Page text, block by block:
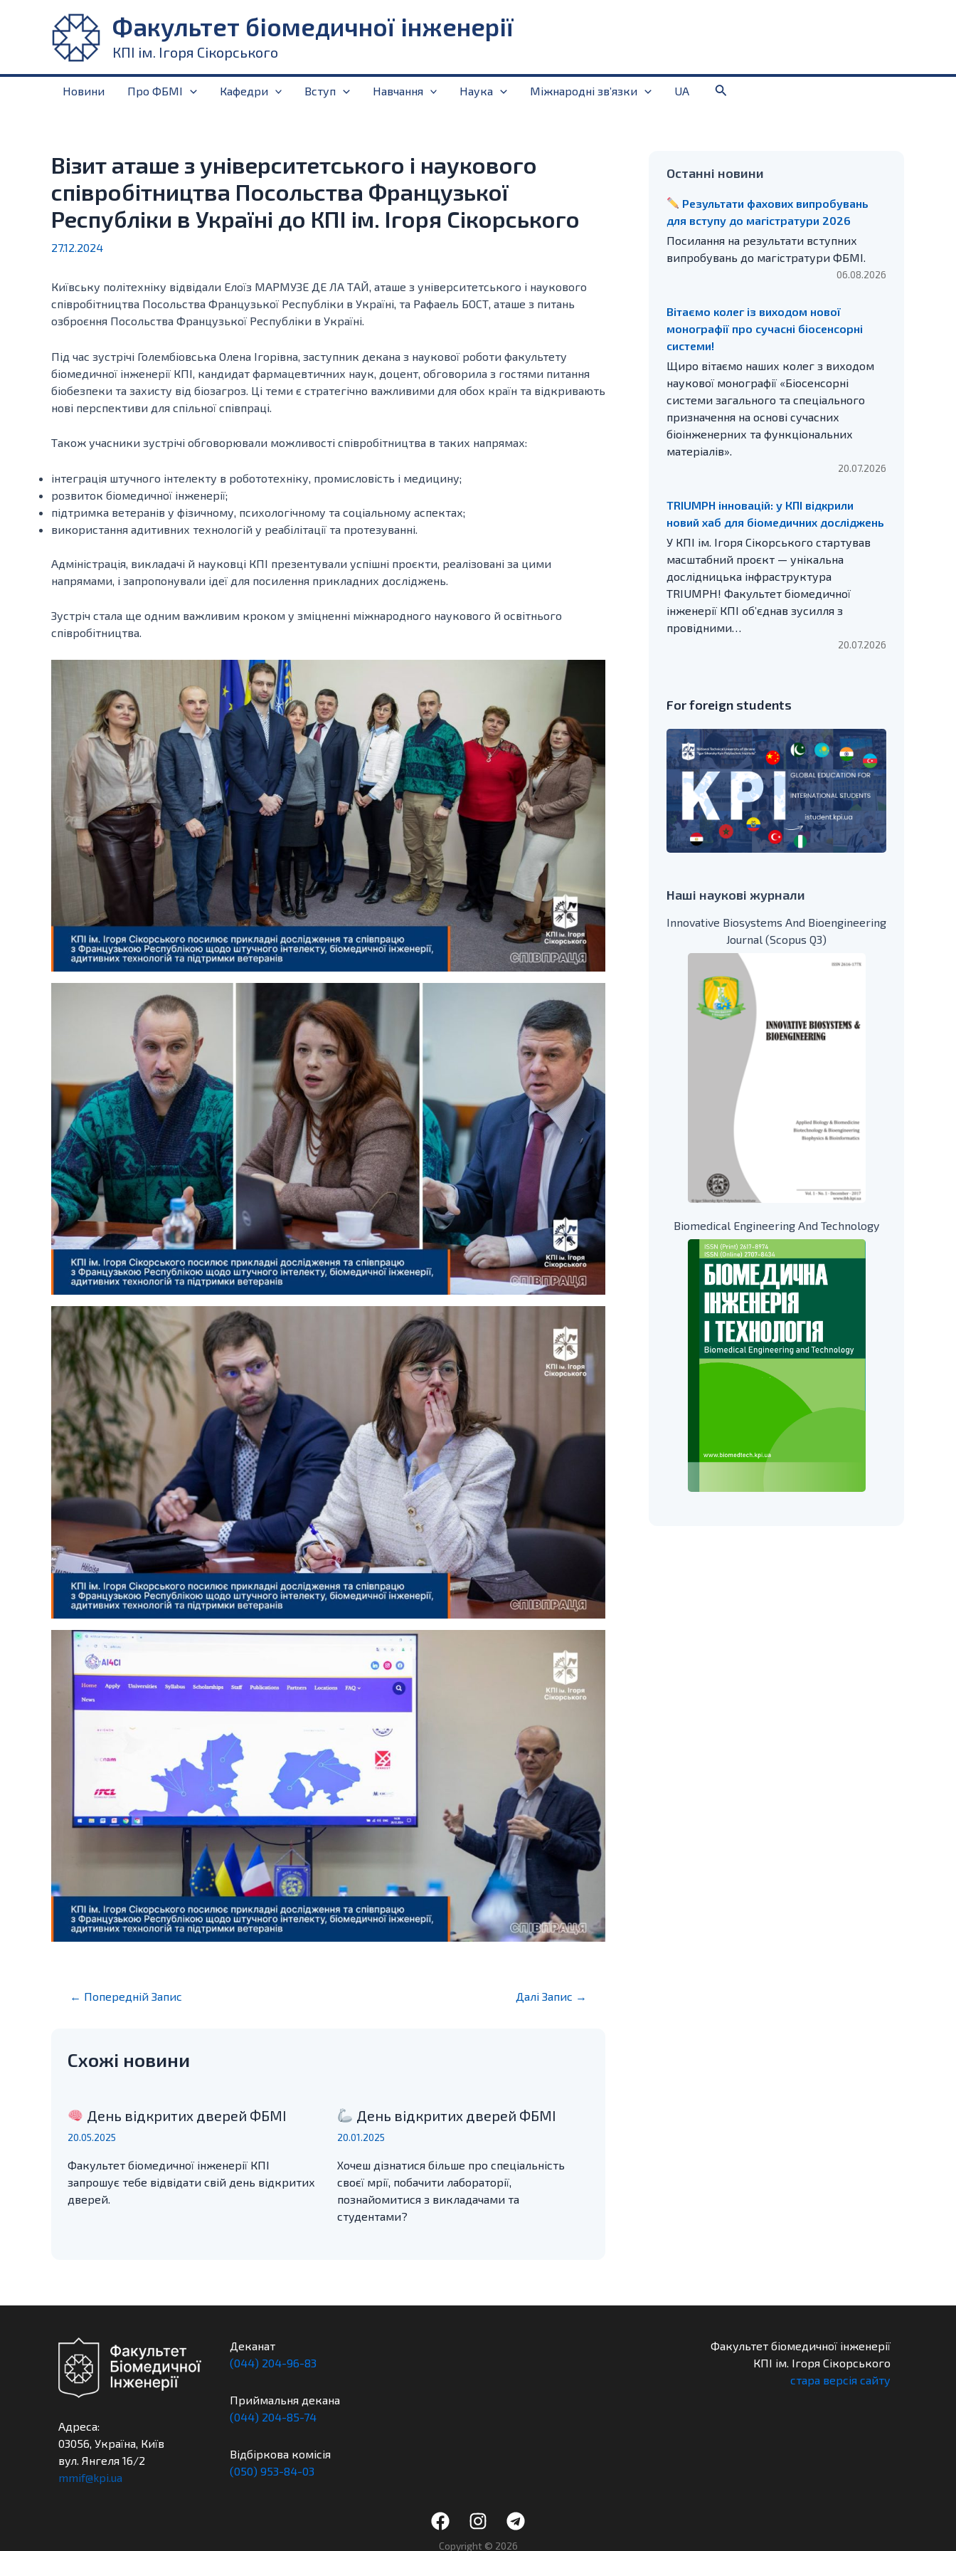
Факультет біомедичної інженерії
КПІ ім. Ігоря Сікорського
Новини Про ФБМІ Кафедри Вступ Навчання Наука Міжнародні звʼязки UA Пошук
Візит аташе з університетського і наукового
співробітництва Посольства Французької
Республіки в Україні до КПІ ім. Ігоря Сікорського
27.12.2024
Київську політехніку відвідали Елоїз МАРМУЗЕ ДЕ ЛА ТАЙ, аташе з університетського і наукового
співробітництва Посольства Французької Республіки в Україні, та Рафаель БОСТ, аташе з питань
озброєння Посольства Французької Республіки в Україні.
Під час зустрічі Голембіовська Олена Ігорівна, заступник декана з наукової роботи факультету
біомедичної інженерії КПІ, кандидат фармацевтичних наук, доцент, обговорила з гостями питання
біобезпеки та захисту від біозагроз. Ці теми є стратегічно важливими для обох країн та відкривають
нові перспективи для спільної співпраці.
Також учасники зустрічі обговорювали можливості співробітництва в таких напрямах:
інтеграція штучного інтелекту в робототехніку, промисловість і медицину;
розвиток біомедичної інженерії;
підтримка ветеранів у фізичному, психологічному та соціальному аспектах;
використання адитивних технологій у реабілітації та протезуванні.
Адміністрація, викладачі й науковці КПІ презентували успішні проєкти, реалізовані за цими
напрямами, і запропонували ідеї для посилення прикладних досліджень.
Зустріч стала ще одним важливим кроком у зміцненні міжнародного наукового й освітнього
співробітництва.
Post← Попередній Запис Далі Запис →
Схожі новини
День відкритих дверей ФБМІ
20.05.2025
Факультет біомедичної інженерії КПІ
запрошує тебе відвідати свій день відкритих
дверей.
День відкритих дверей ФБМІ
20.01.2025
Хочеш дізнатися більше про спеціальність
своєї мрії, побачити лабораторії,
познайомитися з викладачами та
студентами?
Останні новини
Результати фахових випробувань
для вступу до магістратури 2026
Посилання на результати вступних
випробувань до магістратури ФБМІ.
06.08.2026
Вітаємо колег із виходом нової
монографії про сучасні біосенсорні
системи!
Щиро вітаємо наших колег з виходом
наукової монографії «Біосенсорні
системи загального та спеціального
призначення на основі сучасних
біоінженерних та функціональних
матеріалів».
20.07.2026
TRIUMPH інновацій: у КПІ відкрили
новий хаб для біомедичних досліджень
У КПІ ім. Ігоря Сікорського стартував
масштабний проєкт — унікальна
дослідницька інфраструктура
TRIUMPH! Факультет біомедичної
інженерії КПІ об’єднав зусилля з
провідними…
20.07.2026
For foreign students
Наші наукові журнали
Innovative Biosystems And Bioengineering
Journal (Scopus Q3)
Biomedical Engineering And Technology
Адреса:
03056, Україна, Київ
вул. Янгеля 16/2
mmif@kpi.ua
Деканат
(044) 204-96-83
Приймальня декана
(044) 204-85-74
Відбіркова комісія
(050) 953-84-03
Факультет біомедичної інженерії
КПІ ім. Ігоря Сікорського
стара версія сайту
Copyright © 2026